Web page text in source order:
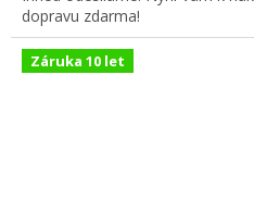
dopravu zdarma!
Záruka 10 let